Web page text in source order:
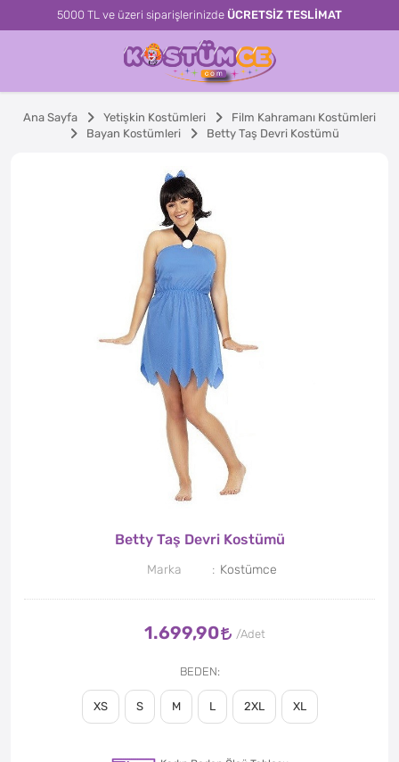
5000 TL ve üzeri siparişlerinizde ÜCRETSİZ TESLİMAT
Ana Sayfa Yetişkin Kostümleri
Film Kahramanı Kostümleri
Bayan Kostümleri
Betty Taş Devri Kostümü
Betty Taş Devri Kostümü
Marka Kostümce
1.699,90
BEDEN
XS S M L 2XL XL